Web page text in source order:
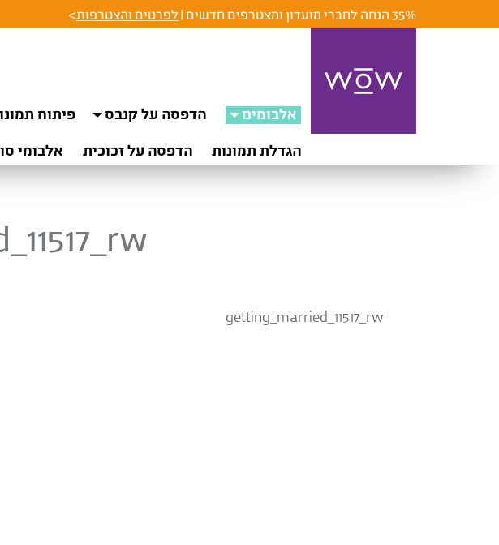
35% הנחה לחברי מועדון ומצטרפים חדשים | לפרטים והצטרפות>
אלבומים הדפסה על קנבס פיתוח
הגדלת תמונות
הדפסה על זכוכית אלבומי
getting_married_11517_rw